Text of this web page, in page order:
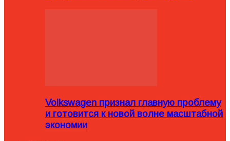
Volkswagen признал главную проблему
и готовится к новой волне масштабной
экономии